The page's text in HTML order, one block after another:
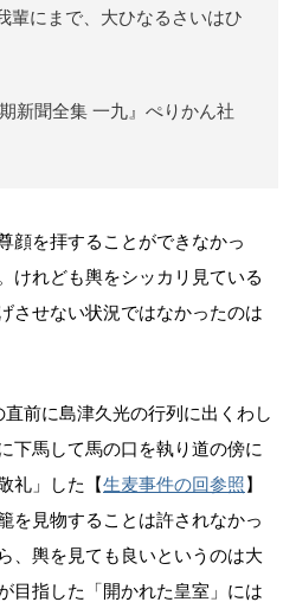
輩にまで、大ひなるさいはひ
新聞全集 一九』ぺりかん社
顔を拝することができなかっ
けれども輿をシッカリ見ている
させない状況ではなかったのは
前に島津久光の行列に出くわし
下馬して馬の口を執り道の傍に
礼」した【生麦事件の回参照】
を見物することは許されなかっ
、輿を見ても良いというのは大
目指した「開かれた皇室」には